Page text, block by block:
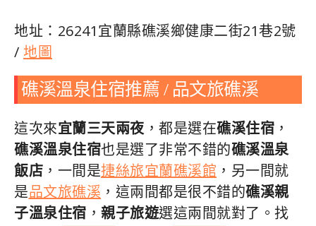
地址：26241宜蘭縣礁溪鄉健康二街21巷2號
/ 地圖
礁溪溫泉住宿推薦 / 品文旅礁溪
這次來宜蘭三天兩夜，都是選在礁溪住宿 ，
礁溪溫泉住宿也是選了非常不錯的礁溪溫泉
飯店 ，一間是捷絲旅宜蘭礁溪館 ，另一間就
是品文旅礁溪 ，這兩間都是很不錯的礁溪親
子溫泉住宿 ， 親子旅遊選這兩間就對了。找